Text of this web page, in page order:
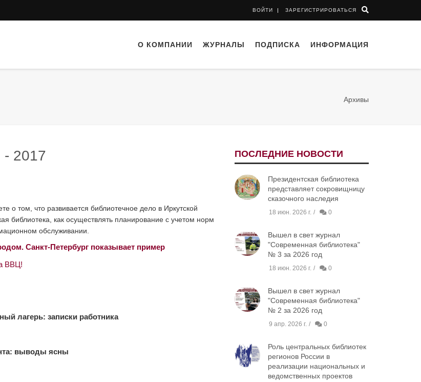
ВОЙТИ ЗАРЕГИСТРИРОВАТЬСЯ
О КОМПАНИИ ЖУРНАЛЫ ПОДПИСКА ИНФОРМАЦИЯ
Архивы
2017
о том, что развивается библиотечное дело в Иркутской
библиотека, как осуществлять планирование с учетом норм
обслуживании.
Санкт-Петербург показывает пример
ВВЦ!
лагерь: записки работника
выводы ясны
ПОСЛЕДНИЕ НОВОСТИ
Президентская библиотека
представляет сокровищницу
сказочного наследия
18 июн. 2026 г. 0
Вышел в свет журнал
"Современная библиотека"
№ 3 за 2026 год
18 июн. 2026 г. 0
Вышел в свет журнал
"Современная библиотека"
№ 2 за 2026 год
9 апр. 2026 г. 0
Роль центральных библиотек
регионов России в
реализации национальных и
ведомственных проектов